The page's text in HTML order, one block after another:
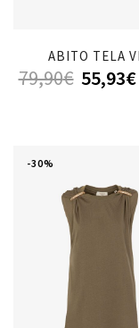
ABITO TELA
79,90€ 55,93€
-30%